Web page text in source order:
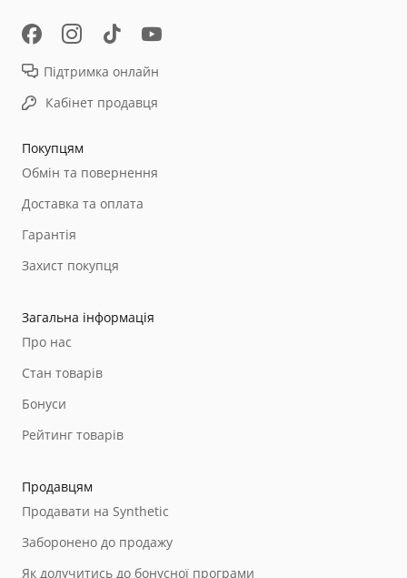
Покупцям
Обмін та повернення
Доставка та оплата
Гарантія
Захист покупця
Загальна інформація
Про нас
Стан товарів
Бонуси
Рейтинг товарів
Продавцям
Продавати на Synthetic
Заборонено до продажу
Як долучитись до бонусної програми
Підтримка онлайн
Кабінет продавця